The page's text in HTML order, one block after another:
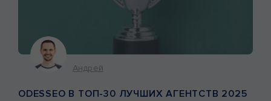
Андрей
ODESSEO В ТОП-30 ЛУЧШИХ АГЕНТСТВ 2025